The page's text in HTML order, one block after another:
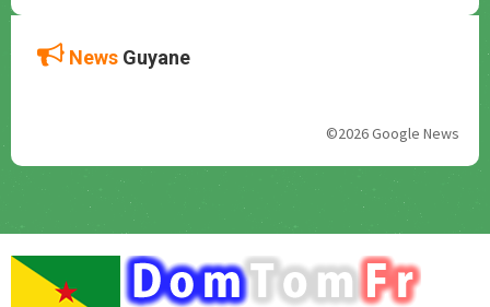
News Guyane
©2026 Google News